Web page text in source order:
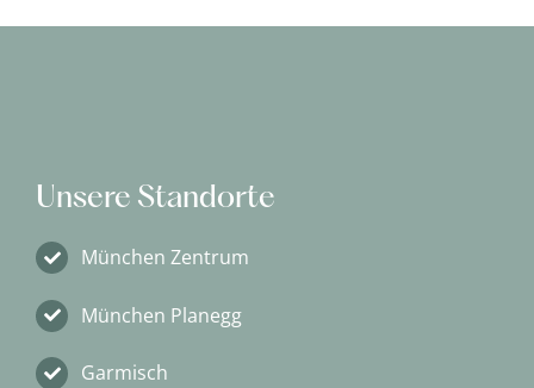
Unsere Standorte
München Zentrum
München Planegg
Garmisch